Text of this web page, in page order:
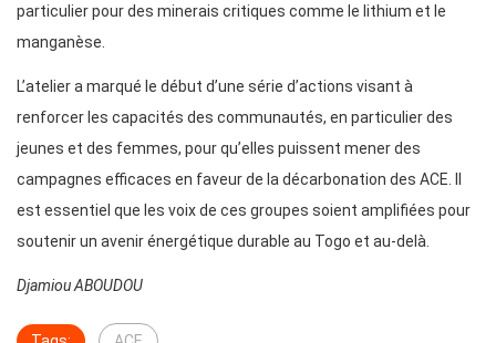
particulier pour des minerais critiques comme le lithium et le
manganèse.
L’atelier a marqué le début d’une série d’actions visant à
renforcer les capacités des communautés, en particulier des
jeunes et des femmes, pour qu’elles puissent mener des
campagnes efficaces en faveur de la décarbonation des ACE. Il
est essentiel que les voix de ces groupes soient amplifiées pour
soutenir un avenir énergétique durable au Togo et au-delà.
Djamiou ABOUDOU